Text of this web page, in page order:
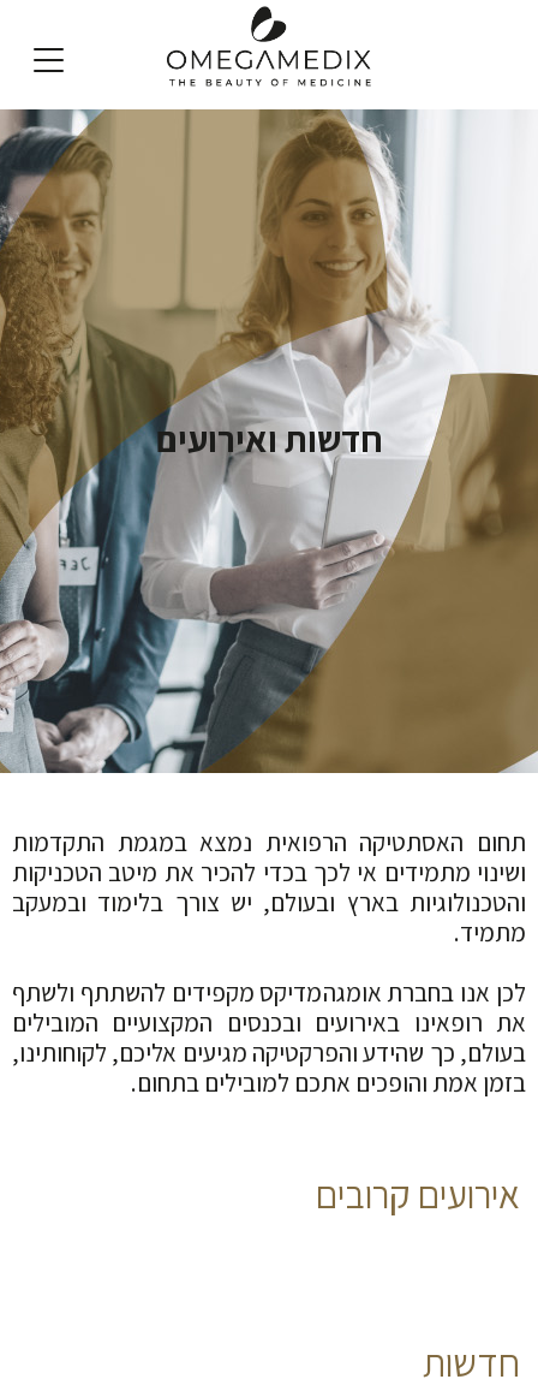
English
חדשות ואירועים
תחום האסתטיקה הרפואית נמצא במגמת התקדמות
ושינוי מתמידים אי לכך בכדי להכיר את מיטב הטכניקות
והטכנולוגיות בארץ ובעולם, יש צורך בלימוד ובמעקב
מתמיד.
לכן אנו בחברת אומגהמדיקס מקפידים להשתתף ולשתף
את רופאינו באירועים ובכנסים המקצועיים המובילים
בעולם, כך שהידע והפרקטיקה מגיעים אליכם, לקוחותינו,
בזמן אמת והופכים אתכם למובילים בתחום.
אירועים קרובים
חדשות